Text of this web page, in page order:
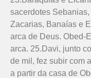
sacerdotes
Zacarias, Banaías e
arca de Deus. Obed-
arca. 25.Davi, junto
de mil, fez subir com
a partir da casa de